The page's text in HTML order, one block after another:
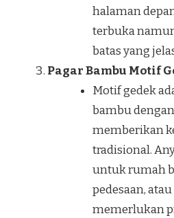
halaman
terbuka
batas yang
Pagar Bambu Motif
Motif gedek
bambu
memberikan
tradisional.
untuk rumah
pedesaan,
memerlukan